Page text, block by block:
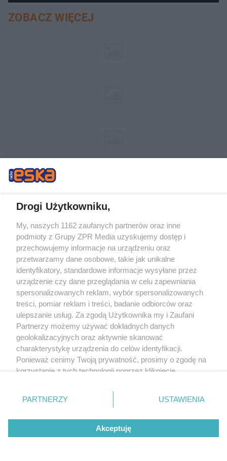
ZOBACZ WIĘCEJ
Żaden utwór zamieszczony w serwisie nie może być powielany i
rozpowszechniany lub dalej rozpowszechniany w jakikolwiek sposób (w
tym także elektroniczny lub mechaniczny) na jakimkolwiek polu
eksploatacji w jakiejkolwiek formie, włącznie z umieszczaniem w Internecie
bez pisemnej zgody właściciela praw. Jakiekolwiek użycie lub
wykorzystanie utworów w całości lub w części z naruszeniem prawa, tzn.
bez właściwej zgody, jest zabronione pod groźbą kary i może być ścigane
prawnie.
Drogi Użytkowniku,
My, naszych 1162 zaufanych partnerów oraz inne
podmioty z Grupy ZPR Media uzyskujemy dostęp i
przechowujemy informacje na urządzeniu oraz
przetwarzamy dane osobowe, takie jak unikalne
identyfikatory, standardowe informacje wysyłane przez
urządzenie czy dane przeglądania w celu zapewniania
spersonalizowanych reklam, wybór spersonalizowanych
treści, pomiar reklam i treści, badanie odbiorców oraz
ulepszanie usług. Za zgodą Użytkownika my i Zaufani
Partnerzy możemy używać dokładnych danych
geolokalizacyjnych oraz aktywnie skanować
charakterystykę urządzenia do celów identyfikacji.
Ponieważ cenimy Twoją prywatność, prosimy o zgodę na
korzystanie z tych technologii poprzez kliknięcie
zmienić/wycofać klikając przycisk ustawień prywatności
znajdujący się w lewym dolnym rogu strony
rodzaje przetwarzania danych nie wymagają zgody
użytkownika, ale masz prawo sprzeciwić się takiemu
przetwarzaniu. Preferencje będą miały zastosowanie tylko
PARTNERZY USTAWIENIA
Akceptuję